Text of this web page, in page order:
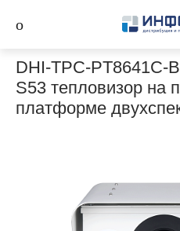
DHI-TPC-PT8641C-
S53 тепловизор на
платформе